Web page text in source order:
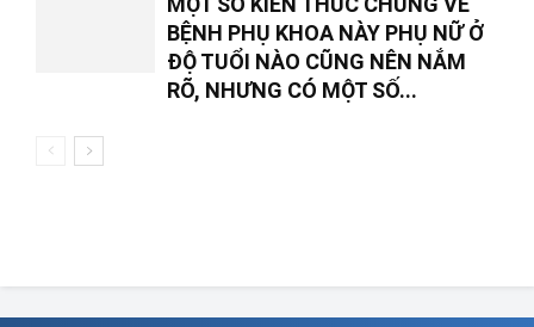
BỆNH PHỤ KHOA NÀY PHỤ NỮ Ở
ĐỘ TUỔI NÀO CŨNG NÊN NẮM
RÕ, NHƯNG CÓ MỘT SỐ...